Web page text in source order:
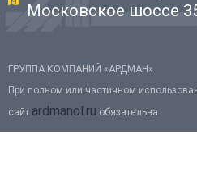
Московское шоссе
ГРУППА КОМПАНИЙ «АРДМАН»
При полном или частичном
сайт ardmanol.ru обязательна